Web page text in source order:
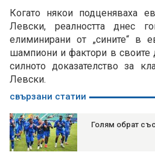
Когато някои подценяваха
Левски, реалността днес
елиминирани от „сините“ в
шампиони и фактори в своите
силното доказателство за
Левски.
свързани статии
Голям обрат